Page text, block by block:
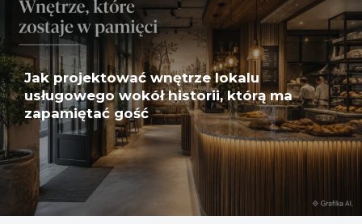
Jak projektować wnętrze lokalu
usługowego wokół historii, którą ma
zapamiętać gość